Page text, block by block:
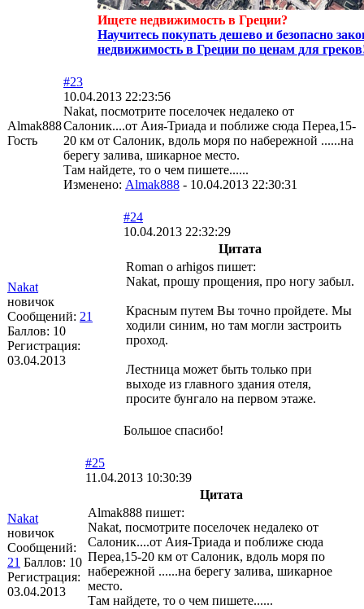
Ищете недвижимость в Греции?
Научитесь покупать дешево и безопасно
недвижимость в Греции по ценам для
Almak888
Гость
#23
10.04.2013 22:23:56
Nakat, посмотрите поселочек недалеко от
Салоник....от Аия-Триада и поближе сюда Переа,15-
20 км от Салоник, вдоль моря по набережной ......на
берегу залива, шикарное место.
Там найдете, то о чем пишете......
Изменено: Almak888 - 10.04.2013 22:30:31
Nakat
новичок
Сообщений: 21
Баллов: 10
Регистрация:
03.04.2013
#24
10.04.2013 22:32:29
Цитата
Roman o arhigos пишет:
Nakat, прошу прощения, про ногу забыл.
Красным путем Вы точно пройдете. Мы
ходили синим, но там могли застроить
проход.
Лестница может быть только при
выходе из главного здания отеля,
просите бунгало на первом этаже.
Большое спасибо!
Nakat
новичок
Сообщений:
21 Баллов: 10
Регистрация:
03.04.2013
#25
11.04.2013 10:30:39
Цитата
Almak888 пишет:
Nakat, посмотрите поселочек недалеко от
Салоник....от Аия-Триада и поближе сюда
Переа,15-20 км от Салоник, вдоль моря по
набережной ......на берегу залива, шикарное
место.
Там найдете, то о чем пишете......